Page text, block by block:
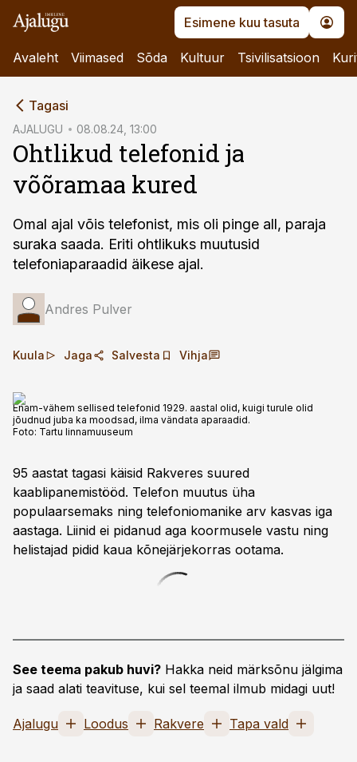
Esimene kuu tasuta
Avaleht Viimased Sõda Kultuur Tsivilisatsioon
Tagasi
AJALUGU 08.08.24, 13:00
Ohtlikud telefonid ja
võõramaa kured
Omal ajal võis telefonist, mis oli pinge all, paraja
suraka saada. Eriti ohtlikuks muutusid
telefoniaparaadid äikese ajal.
Andres Pulver
Kuula Jaga Salvesta Vihja
Enam-vähem sellised telefonid 1929. aastal olid, kuigi turule olid
jõudnud juba ka moodsad, ilma vändata aparaadid.
Foto: Tartu linnamuuseum
95 aastat tagasi käisid Rakveres suured
kaablipanemistööd. Telefon muutus üha
populaarsemaks ning telefoniomanike arv kasvas iga
aastaga. Liinid ei pidanud aga koormusele vastu ning
helistajad pidid kaua kõnejärjekorras ootama.
See teema pakub huvi? Hakka neid märksõnu jälgima
ja saad alati teavituse, kui sel teemal ilmub midagi uut!
Ajalugu Loodus Rakvere Tapa vald